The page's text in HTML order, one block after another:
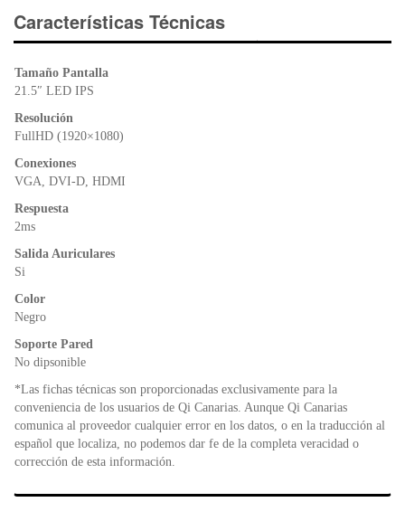
e
b
o
o
er s
A
ri
e
Características Técnicas
Tamaño Pantalla
21.5″ LED IPS
Resolución
FullHD (1920×1080)
Conexiones
VGA, DVI-D, HDMI
Respuesta
2ms
Salida Auriculares
Si
Color
Negro
Soporte Pared
No dipsonible
*Las fichas técnicas son proporcionadas exclusivamente para la
conveniencia de los usuarios de Qi Canarias. Aunque Qi Canarias
comunica al proveedor cualquier error en los datos, o en la traducción al
español que localiza, no podemos dar fe de la completa veracidad o
corrección de esta información.